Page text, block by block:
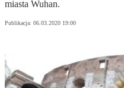
miasta Wuhan.
Publikacja: 06.03.2020 19:00